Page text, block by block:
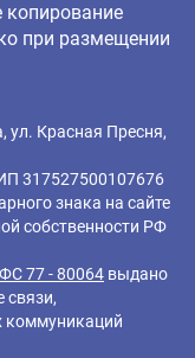
копирование
при размещении
ул. Красная Пресня,
317527500107676
знака на сайте
собственности РФ
77 - 80064 выдано
связи,
коммуникаций